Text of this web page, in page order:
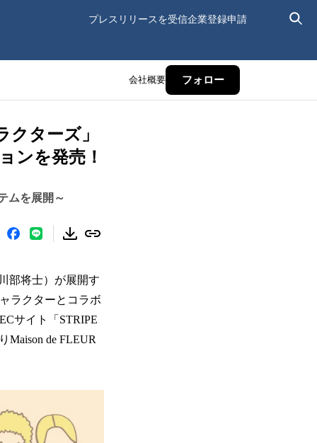
プレスリリースを受信企業登録申請
会社概要 フォロー
クターズ」
ンを発売！
ムを展開～
部将士）が展開す
ラクターとコラボ
サイト「STRIPE
de FLEUR